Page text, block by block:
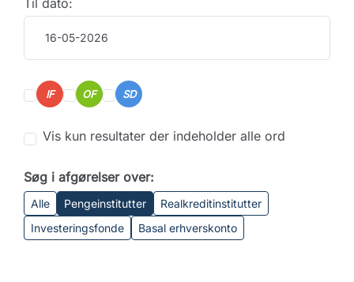
Til dato:
IF OF SD
Vis kun resultater der indeholder alle ord
Søg i afgørelser over:
Alle Pengeinstitutter
Realkreditinstitutter
Investeringsfonde
Basal erhverskonto